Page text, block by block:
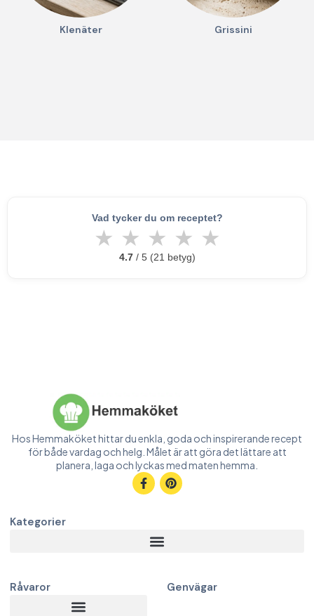
Klenäter Grissini
Vad tycker du om receptet?
★ ★ ★ ★ ★
4.7/ 5 (21 betyg)
Hos Hemmaköket hittar du enkla, goda och inspirerande recept
för både vardag och helg. Målet är att göra det lättare att
planera, laga och lyckas med maten hemma.
Kategorier
Råvaror Genvägar